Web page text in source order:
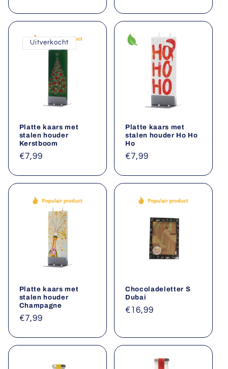
Uitverkocht
Platte kaars met
stalen houder
Kerstboom
Normale
€7,99
Platte kaars met
stalen houder Ho Ho
Ho
Normale
€7,99
Platte kaars met
stalen houder
Champagne
Normale
€7,99
Chocoladeletter S
Dubai
Normale
€16,99